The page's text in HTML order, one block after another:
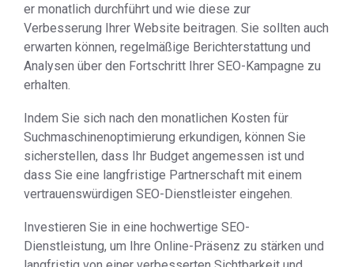
er monatlich durchführt und wie diese zur
Verbesserung Ihrer Website beitragen. Sie sollten auch
erwarten können, regelmäßige Berichterstattung und
Analysen über den Fortschritt Ihrer SEO-Kampagne zu
erhalten.
Indem Sie sich nach den monatlichen Kosten für
Suchmaschinenoptimierung erkundigen, können Sie
sicherstellen, dass Ihr Budget angemessen ist und
dass Sie eine langfristige Partnerschaft mit einem
vertrauenswürdigen SEO-Dienstleister eingehen.
Investieren Sie in eine hochwertige SEO-
Dienstleistung, um Ihre Online-Präsenz zu stärken und